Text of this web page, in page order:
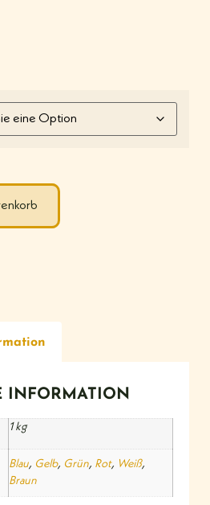
INFORMATION
1 kg
Blau, Gelb, Grün, Rot, Weiß,
Braun